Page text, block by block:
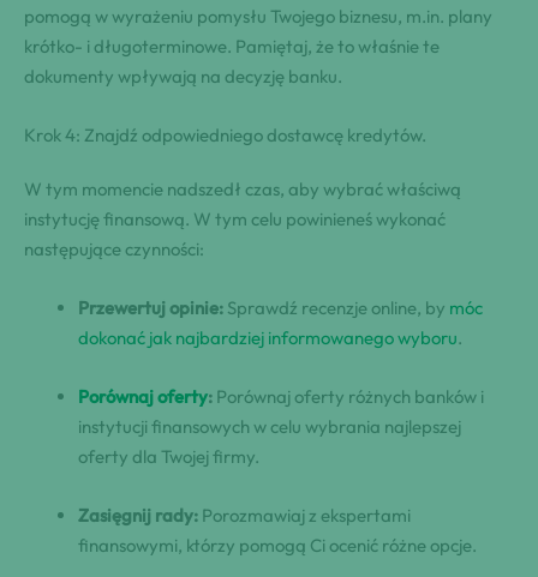
pomogą w wyrażeniu pomysłu Twojego biznesu, m.in. plany
krótko- i długoterminowe. Pamiętaj, że to właśnie te
dokumenty wpływają na decyzję banku.
Krok 4: Znajdź odpowiedniego dostawcę kredytów.
W tym momencie nadszedł czas, aby wybrać właściwą
instytucję finansową. W tym celu powinieneś wykonać
następujące czynności:
Przewertuj opinie: Sprawdź recenzje online, by móc
dokonać jak najbardziej informowanego wyboru.
Porównaj oferty: Porównaj oferty różnych banków i
instytucji finansowych w celu wybrania najlepszej
oferty dla Twojej firmy.
Zasięgnij rady: Porozmawiaj z ekspertami
finansowymi, którzy pomogą Ci ocenić różne opcje.